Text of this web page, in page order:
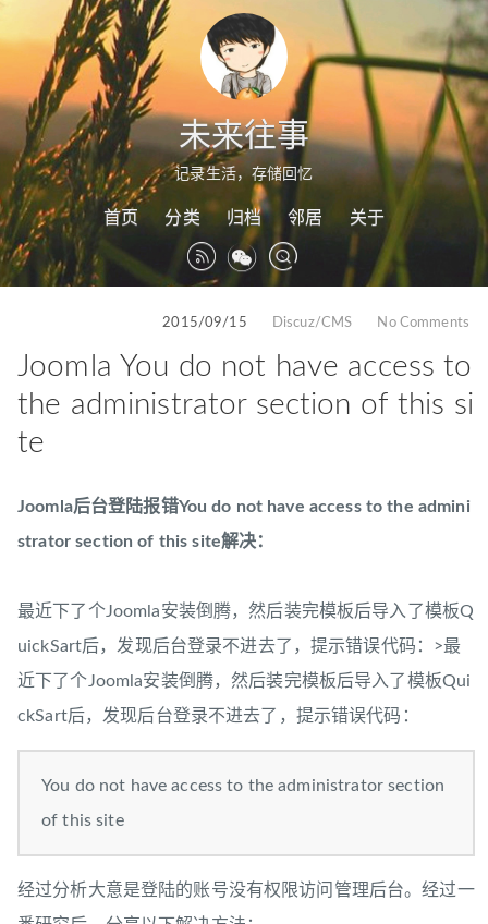
未来往事
记录生活，存储回忆
首页 分类 归档 邻居 关于
2015/09/15 Discuz/CMS No Comments
Joomla You do not have access to
the administrator section of this si
te
Joomla后台登陆报错You do not have access to the admini
strator section of this site解决：
最近下了个Joomla安装倒腾，然后装完模板后导入了模板Q
uickSart后，发现后台登录不进去了，提示错误代码：>最
近下了个Joomla安装倒腾，然后装完模板后导入了模板Qui
ckSart后，发现后台登录不进去了，提示错误代码：
You do not have access to the administrator section
of this site
经过分析大意是登陆的账号没有权限访问管理后台。经过一